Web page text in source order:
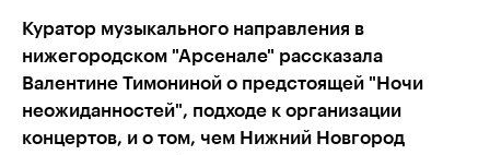
Куратор музыкального направления в
нижегородском "Арсенале" рассказала
Валентине Тимониной о предстоящей "Ночи
неожиданностей", подходе к организации
концертов, и о том, чем Нижний Новгород